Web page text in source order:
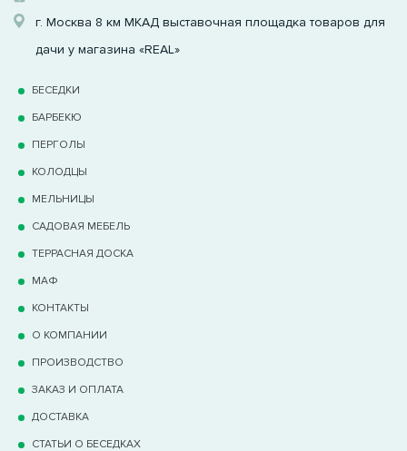
г. Москва 8 км МКАД выставочная площадка товаров для
дачи у магазина «REAL»
БЕСЕДКИ
БАРБЕКЮ
ПЕРГОЛЫ
КОЛОДЦЫ
МЕЛЬНИЦЫ
САДОВАЯ МЕБЕЛЬ
ТЕРРАCНАЯ ДОСКА
МАФ
КОНТАКТЫ
О КОМПАНИИ
ПРОИЗВОДСТВО
ЗАКАЗ И ОПЛАТА
ДОСТАВКА
СТАТЬИ О БЕСЕДКАХ